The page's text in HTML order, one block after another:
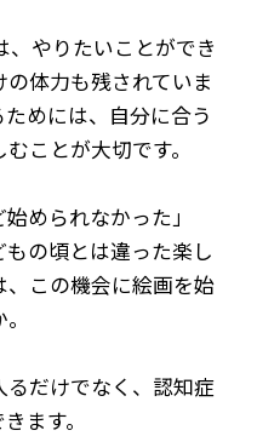
、やりたいことができ
体力も残されていま
めには、自分に合う
ことが大切です。
められなかった」
もの頃とは違った楽し
、この機会に絵画を始
るだけでなく、認知症
ます。